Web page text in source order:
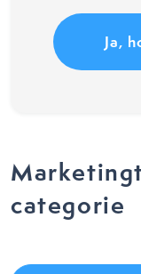
categorie